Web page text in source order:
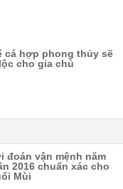
cá hợp phong thủy sẽ
cho gia chủ
đoán vận mệnh năm
2016 chuẩn xác cho
Mùi